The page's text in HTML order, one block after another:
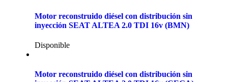
Motor reconstruido diésel con distribución sin
inyección SEAT ALTEA 2.0 TDI 16v (BMN)
Disponible
Motor reconstruido diésel con distribución sin